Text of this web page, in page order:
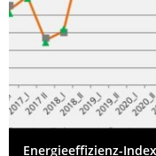
Energieeffizienz-